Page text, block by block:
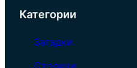
Категории
Загадки